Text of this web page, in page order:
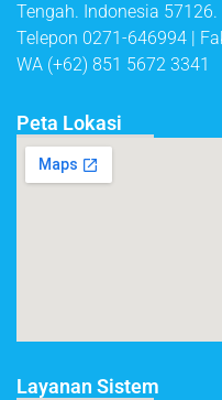
Tengah. Indonesia 57126.
Telepon 0271-646994 |
WA (+62) 851 5672 3341
Peta Lokasi
Layanan Sistem